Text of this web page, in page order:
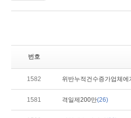
번호
1582 위반누적건수증가업체
1581 격일제200만(26)